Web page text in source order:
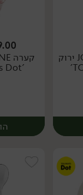
כפות סלט JOSEPHINE ירוק
'TOLLMAN's Dot'